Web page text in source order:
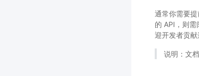
通常你需要
的 API，则需
迎开发者贡献
说明：文